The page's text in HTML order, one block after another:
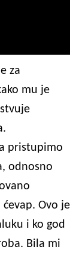
za
mu je
pristupimo
odnosno
Ovo je
i ko god
Bila mi